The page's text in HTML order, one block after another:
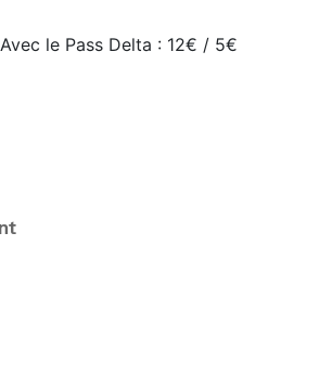
le Pass Delta : 12€ / 5€